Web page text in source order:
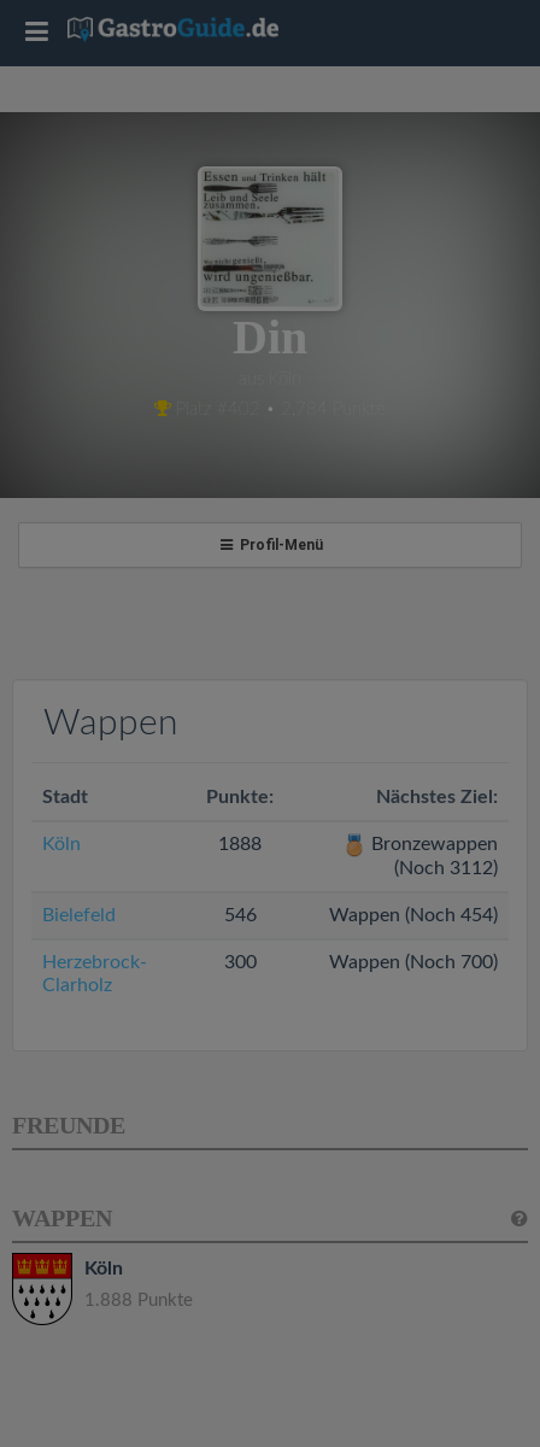
Din
Platz #402 • 2,784 Punkte
Profil-Menü
Wappen
Stadt Punkte: Nächstes Ziel:
Köln 1888
Bronzewappen
(Noch 3112)
Bielefeld 546 Wappen (Noch 454)
Herzebrock-
Clarholz
300 Wappen (Noch 700)
FREUNDE
WAPPEN
Köln
1.888 Punkte
T
a
t
o
n